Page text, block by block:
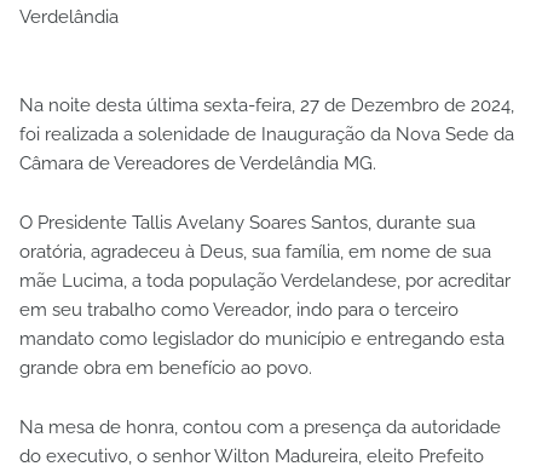
Verdelândia
Na noite desta última sexta-feira, 27 de Dezembro de 2024,
foi realizada a solenidade de Inauguração da Nova Sede da
Câmara de Vereadores de Verdelândia MG.
O Presidente Tallis Avelany Soares Santos, durante sua
oratória, agradeceu à Deus, sua família, em nome de sua
mãe Lucima, a toda população Verdelandese, por acreditar
em seu trabalho como Vereador, indo para o terceiro
mandato como legislador do município e entregando esta
grande obra em benefício ao povo.
Na mesa de honra, contou com a presença da autoridade
do executivo, o senhor Wilton Madureira, eleito Prefeito